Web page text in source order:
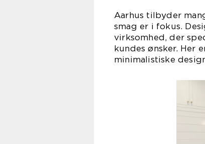
Aarhus tilbyder
smag er i fokus.
virksomhed, der
kundes ønsker. Her
minimalistiske